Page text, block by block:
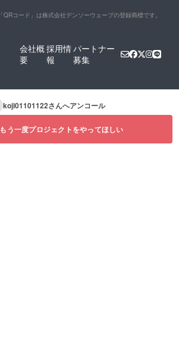
「QRコード」は株式会社デンソーウェーブの登録商標です。
会社概
要
採用情
報
パートナー
募集
koji01101122さんへアンコール
もう一度プロジェクトをやってほしい